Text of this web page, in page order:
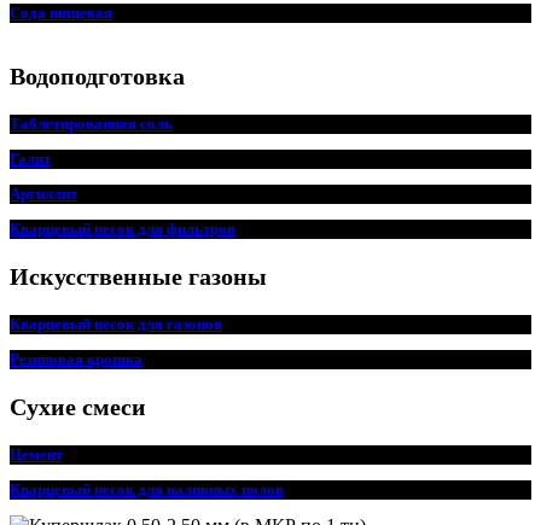
Сода пищевая
Водоподготовка
Таблетированная соль
Галит
Аргиллит
Кварцевый песок для фильтров
Искусственные газоны
Кварцевый песок для газонов
Резиновая крошка
Сухие смеси
Цемент
Кварцевый песок для наливных полов